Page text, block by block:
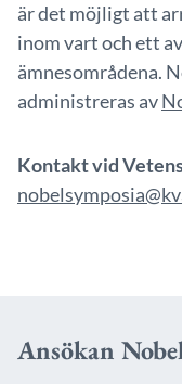
är det möjligt att
inom vart och ett
ämnesområdena.
administreras av
Kontakt vid
Ansökan